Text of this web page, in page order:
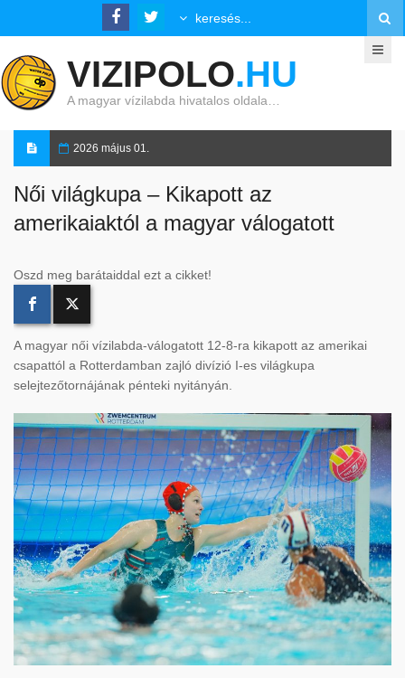
VIZIPOLO.HU
A magyar vízilabda hivatalos oldala…
2026 május 01.
Női világkupa – Kikapott az
amerikaiaktól a magyar válogatott
Oszd meg barátaiddal ezt a cikket!
A magyar női vízilabda-válogatott 12-8-ra kikapott az amerikai
csapattól a Rotterdamban zajló divízió I-es világkupa
selejtezőtornájának pénteki nyitányán.